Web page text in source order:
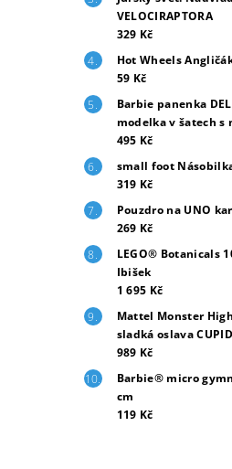
VELOCIRAPTORA
329 Kč
Hot Wheels
59 Kč
Barbie panenka
modelka v šatech s
495 Kč
small foot
319 Kč
Pouzdro na UNO
269 Kč
LEGO® Botanicals
Ibišek
1 695 Kč
Mattel Monster
sladká oslava
989 Kč
Barbie® micro
cm
119 Kč